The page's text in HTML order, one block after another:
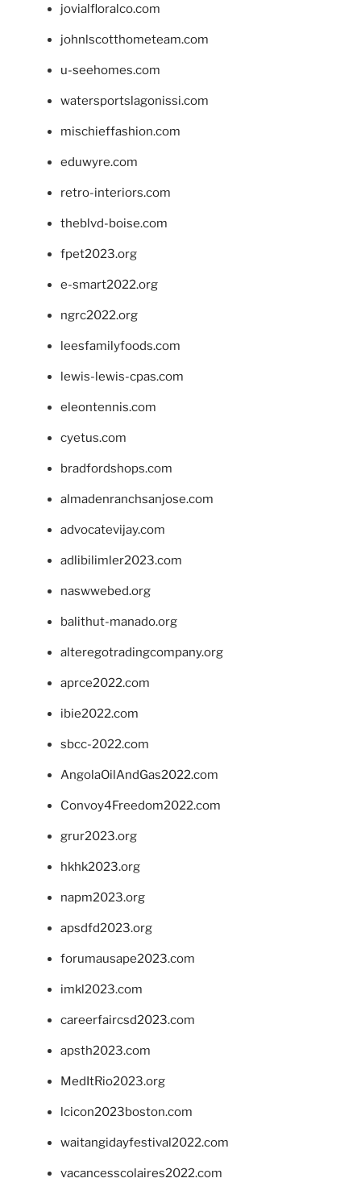
jovialfloralco.com
johnlscotthometeam.com
u-seehomes.com
watersportslagonissi.com
mischieffashion.com
eduwyre.com
retro-interiors.com
theblvd-boise.com
fpet2023.org
e-smart2022.org
ngrc2022.org
leesfamilyfoods.com
lewis-lewis-cpas.com
eleontennis.com
cyetus.com
bradfordshops.com
almadenranchsanjose.com
advocatevijay.com
adlibilimler2023.com
naswwebed.org
balithut-manado.org
alteregotradingcompany.org
aprce2022.com
ibie2022.com
sbcc-2022.com
AngolaOilAndGas2022.com
Convoy4Freedom2022.com
grur2023.org
hkhk2023.org
napm2023.org
apsdfd2023.org
forumausape2023.com
imkl2023.com
careerfaircsd2023.com
apsth2023.com
MedItRio2023.org
lcicon2023boston.com
waitangidayfestival2022.com
vacancesscolaires2022.com